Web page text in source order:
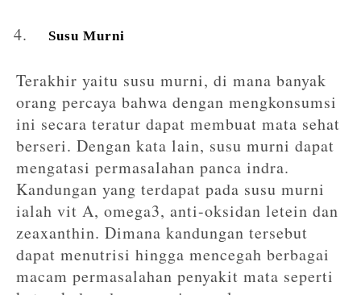
Susu Murni
Terakhir yaitu susu murni, di mana banyak
orang percaya bahwa dengan mengkonsumsi
ini secara teratur dapat membuat mata sehat
berseri. Dengan kata lain, susu murni dapat
mengatasi permasalahan panca indra.
Kandungan yang terdapat pada susu murni
ialah vit A, omega3, anti-oksidan letein dan
zeaxanthin. Dimana kandungan tersebut
dapat menutrisi hingga mencegah berbagai
macam permasalahan penyakit mata seperti